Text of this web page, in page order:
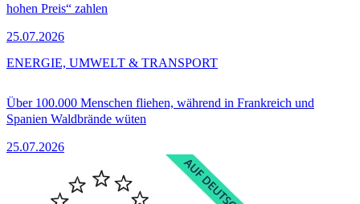
hohen Preis“ zahlen
25.07.2026
Über 100.000 Menschen fliehen, während in Frankreich und
Spanien Waldbrände wüten
25.07.2026
ENERGIE, UMWELT & TRANSPORT